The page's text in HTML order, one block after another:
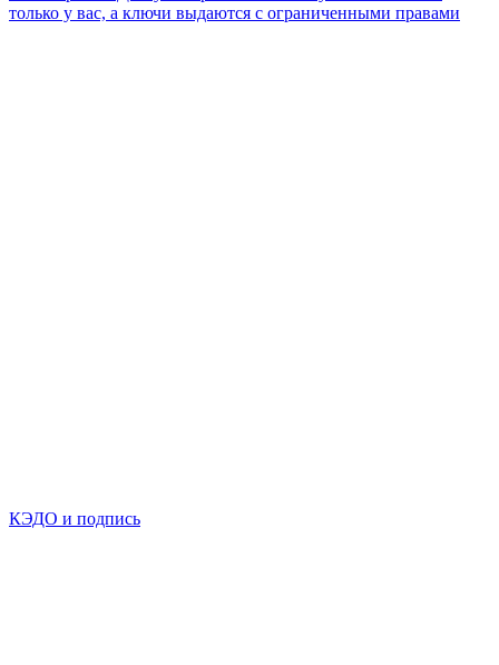
только у вас, а ключи выдаются с ограниченными правами
КЭДО и подпись